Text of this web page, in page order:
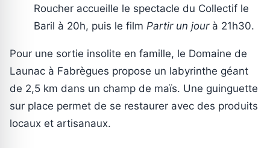
Roucher accueille le spectacle du Collectif le
Baril à 20h, puis le film Partir un jourà 21h30.
Pour une sortie insolite en famille, le Domaine de
Launac à Fabrègues propose un labyrinthe géant
de 2,5 km dans un champ de maïs. Une guinguette
sur place permet de se restaurer avec des produits
locaux et artisanaux.